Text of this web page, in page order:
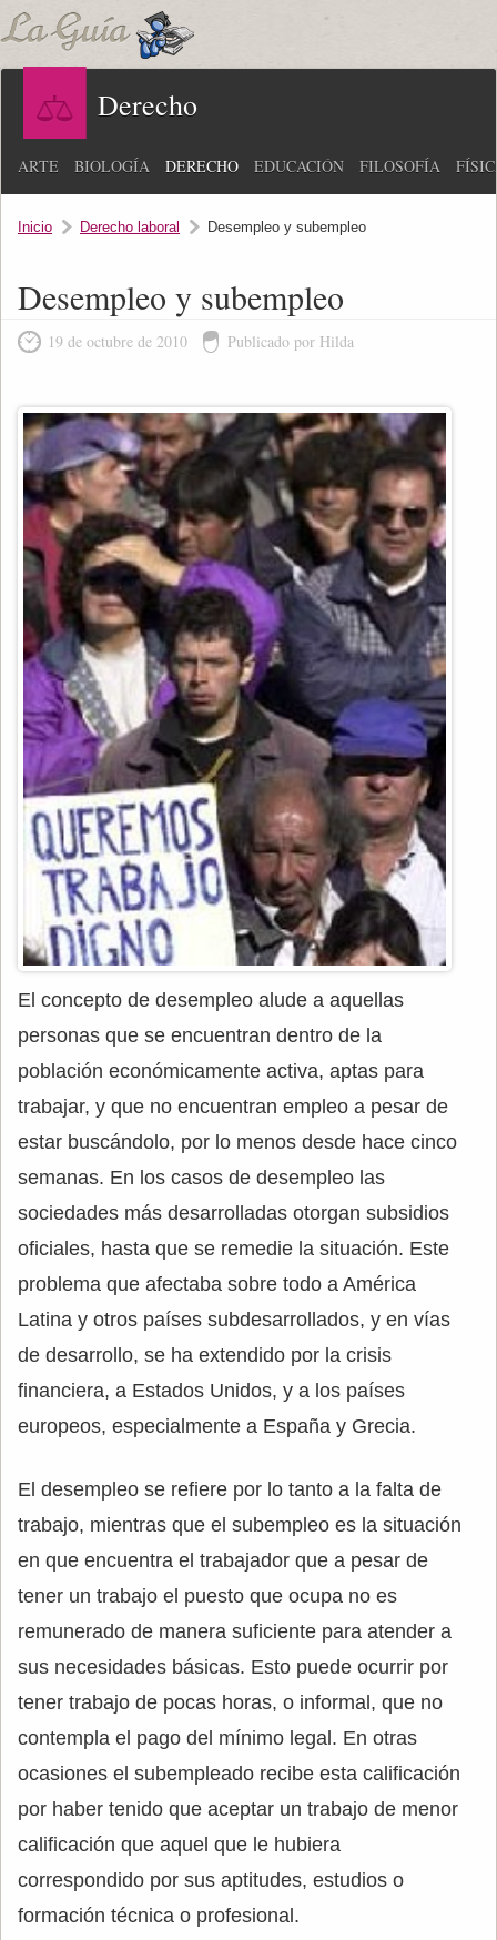
Derecho
ARTE BIOLOGÍA DERECHO EDUCACIÓN FILOSOFÍA
Inicio Derecho laboral Desempleo y subempleo
Desempleo y subempleo
19 de octubre de 2010 Publicado por Hilda
El concepto de desempleo alude a aquellas
personas que se encuentran dentro de la
población económicamente activa, aptas para
trabajar, y que no encuentran empleo a pesar de
estar buscándolo, por lo menos desde hace cinco
semanas. En los casos de desempleo las
sociedades más desarrolladas otorgan subsidios
oficiales, hasta que se remedie la situación. Este
problema que afectaba sobre todo a América
Latina y otros países subdesarrollados, y en vías
de desarrollo, se ha extendido por la crisis
financiera, a Estados Unidos, y a los países
europeos, especialmente a España y Grecia.
El desempleo se refiere por lo tanto a la falta de
trabajo, mientras que el subempleo es la situación
en que encuentra el trabajador que a pesar de
tener un trabajo el puesto que ocupa no es
remunerado de manera suficiente para atender a
sus necesidades básicas. Esto puede ocurrir por
tener trabajo de pocas horas, o informal, que no
contempla el pago del mínimo legal. En otras
ocasiones el subempleado recibe esta calificación
por haber tenido que aceptar un trabajo de menor
calificación que aquel que le hubiera
correspondido por sus aptitudes, estudios o
formación técnica o profesional.